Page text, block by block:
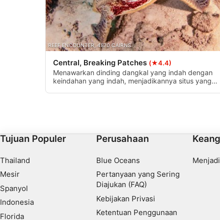
REEF ENCOUNTER, 4870 CAIRNS
Central, Breaking Patches (★4.4)
Menawarkan dinding dangkal yang indah dengan
keindahan yang indah, menjadikannya situs yang
Tujuan Populer
Thailand
Mesir
Spanyol
Indonesia
Florida
Perusahaan
Blue Oceans
Pertanyaan yang Sering
Diajukan (FAQ)
Kebijakan Privasi
Ketentuan Penggunaan
Develop and improve services
Use limited data to select content
Fitur-fitur Khusus IAB:
Use precise geolocation data
Identify devices based on information actively requested
Performa
Fungsional
Iklan